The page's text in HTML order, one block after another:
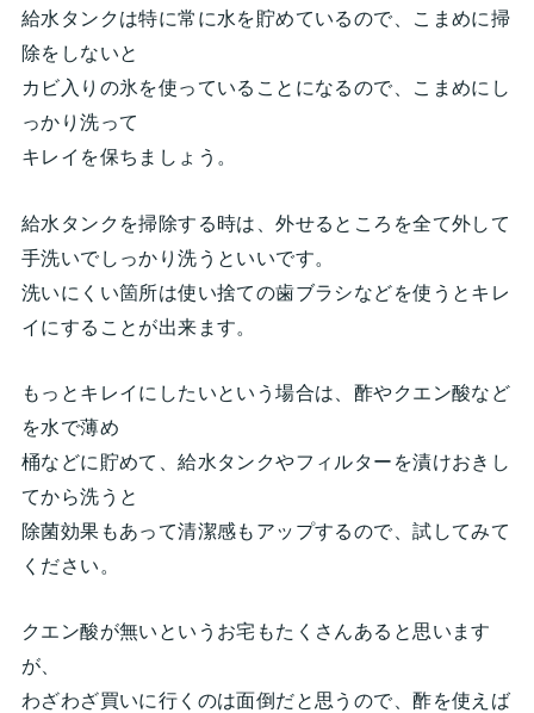
給水タンクは特に常に水を貯めているので、こまめに掃
除をしないと
カビ入りの氷を使っていることになるので、こまめにし
っかり洗って
キレイを保ちましょう。
給水タンクを掃除する時は、外せるところを全て外して
手洗いでしっかり洗うといいです。
洗いにくい箇所は使い捨ての歯ブラシなどを使うとキレ
イにすることが出来ます。
もっとキレイにしたいという場合は、酢やクエン酸など
を水で薄め
桶などに貯めて、給水タンクやフィルターを漬けおきし
てから洗うと
除菌効果もあって清潔感もアップするので、試してみて
ください。
クエン酸が無いというお宅もたくさんあると思います
が、
わざわざ買いに行くのは面倒だと思うので、酢を使えば